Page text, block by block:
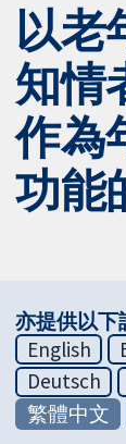
以老
知情
作為
功能
亦提供以下
English
Deutsch
繁體中文